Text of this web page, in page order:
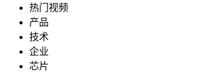
热门视频
产品
技术
企业
芯片